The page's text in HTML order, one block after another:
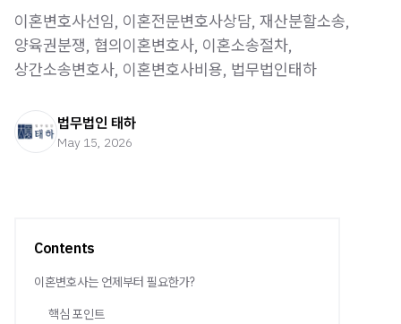
이혼변호사선임, 이혼전문변호사상담, 재산분할소송,
양육권분쟁, 협의이혼변호사, 이혼소송절차,
상간소송변호사, 이혼변호사비용, 법무법인태하
법무법인 태하
May 15, 2026
Contents
이혼변호사는 언제부터 필요한가?
핵심 포인트